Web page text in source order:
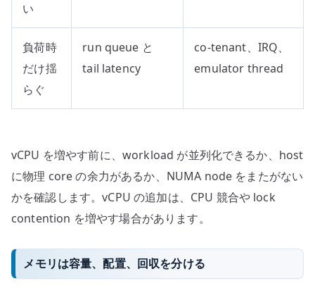
い
負荷時
だけ揺
らぐ
run queue と
tail latency
co-tenant、IRQ、
emulator thread
vCPU を増やす前に、workload が並列化できるか、host
に物理 core の余力があるか、NUMA node をまたがない
かを確認します。vCPU の追加は、CPU 競合や lock
contention を増やす場合があります。
メモリは容量、配置、回収を分ける